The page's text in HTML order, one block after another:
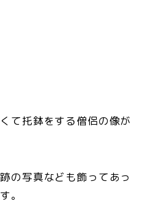
て托鉢をする僧侶の像が
の写真なども飾ってあっ
。